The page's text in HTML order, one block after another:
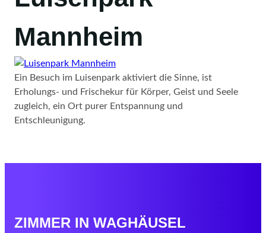
Mannheim
Ein Besuch im Luisenpark aktiviert die Sinne, ist
Erholungs- und Frischekur für Körper, Geist und Seele
zugleich, ein Ort purer Entspannung und
Entschleunigung.
ZIMMER IN WAGHÄUSEL